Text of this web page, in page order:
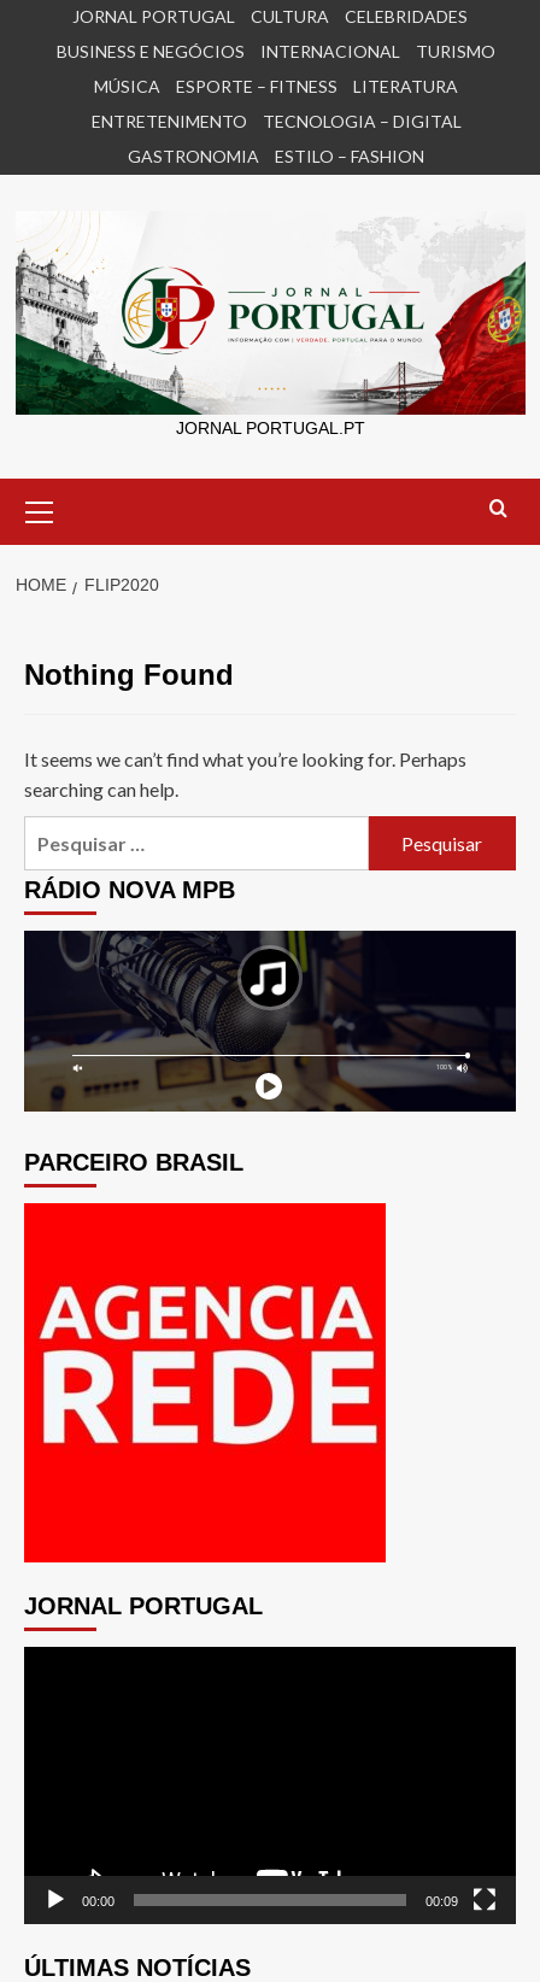
JORNAL PORTUGAL CULTURA
CELEBRIDADES
BUSINESS E NEGÓCIOS
INTERNACIONAL
TURISMO
MÚSICA
ESPORTE – FITNESS
LITERATURA
ENTRETENIMENTO
TECNOLOGIA – DIGITAL
GASTRONOMIA
ESTILO – FASHION
JORNAL PORTUGAL.PT
Menu
HOME FLIP2020
Nothing Found
It seems we can’t find what you’re looking for. Perhaps
searching can help.
RÁDIO NOVA MPB
PARCEIRO BRASIL
JORNAL PORTUGAL
00:00 00:09
ÚLTIMAS NOTÍCIAS